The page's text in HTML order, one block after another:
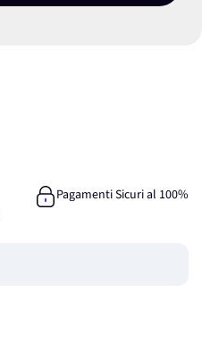
Pagamenti Sicuri al 100%